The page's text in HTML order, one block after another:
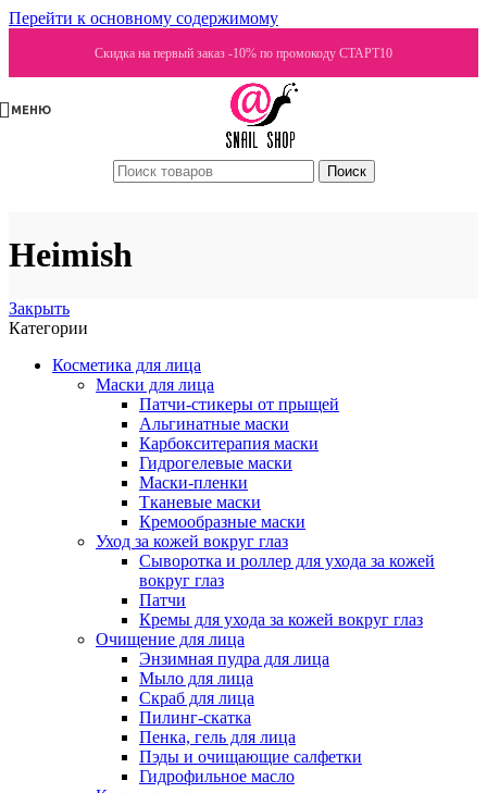
Перейти к основному содержимому
Скидка на первый заказ -10% по промокоду СТАРТ10
МЕНЮ
Поиск
Heimish
Закрыть
Категории
Косметика для лица
Маски для лица
Патчи-стикеры от прыщей
Альгинатные маски
Карбокситерапия маски
Гидрогелевые маски
Маски-пленки
Тканевые маски
Кремообразные маски
Уход за кожей вокруг глаз
Сыворотка и роллер для ухода за кожей
вокруг глаз
Патчи
Кремы для ухода за кожей вокруг глаз
Очищение для лица
Энзимная пудра для лица
Мыло для лица
Скраб для лица
Пилинг-скатка
Пенка, гель для лица
Пэды и очищающие салфетки
Гидрофильное масло